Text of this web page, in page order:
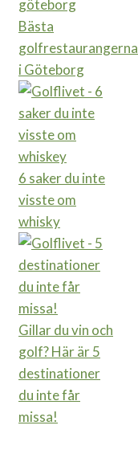
Bästa
golfrestaurangerna
i Göteborg
6 saker du inte
visste om
whisky
Gillar du vin och
golf? Här är 5
destinationer
du inte får
missa!